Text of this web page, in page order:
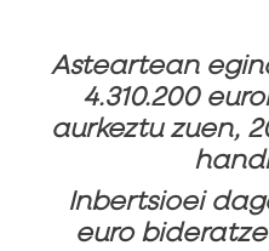
Asteartean
4.310.200
aurkeztu zuen,
Inbertsioei
euro